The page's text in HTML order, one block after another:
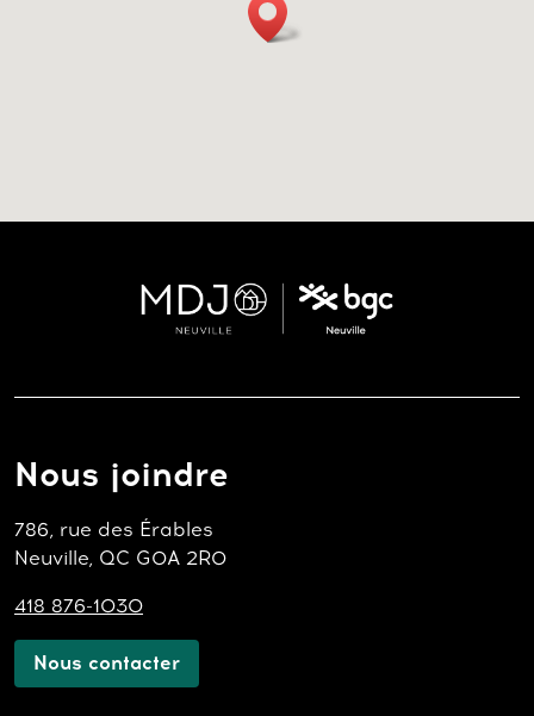
Nous joindre
786, rue des Érables
Neuville, QC G0A 2R0
418 876-1030
Nous contacter